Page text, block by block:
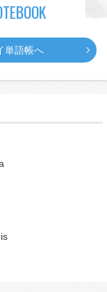
単語帳へ